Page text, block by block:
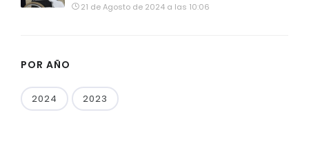
21 de Agosto de 2024 a las 10:06
POR AÑO
2024 2023